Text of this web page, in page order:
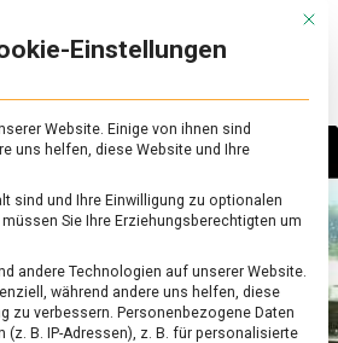
Online-
Magazin
zu
&
Ernährung
einen Platzhalterinhalt von
auf den eigentlichen Inhalt
Sie, dass dabei Daten an
weitergegeben werden.
Mehr Informationen
Mit
Einstellungen
Website. Einige von ihnen sind
uns helfen, diese Website und Ihre
sind und Ihre Einwilligung zu optionalen
Sie Ihre Erziehungsberechtigten um
andere Technologien auf unserer Website.
während andere uns helfen, diese
zu verbessern. Personenbezogene Daten
(z. B. IP-Adressen), z. B. für personalisierte